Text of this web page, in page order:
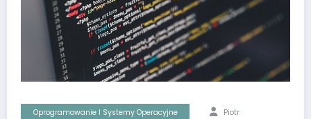
Oprogramowanie I Systemy Operacyjne Piotr